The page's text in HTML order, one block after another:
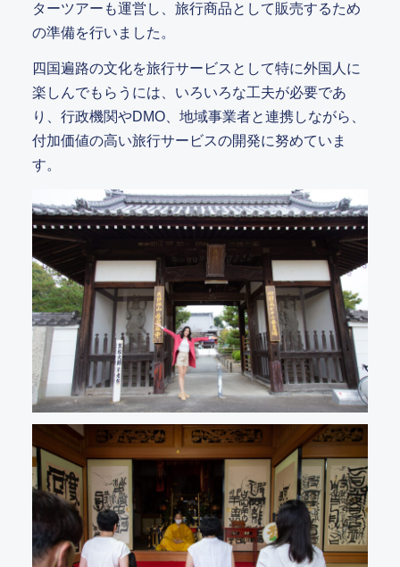
ターツアーも運営し、旅行商品として販売するため
の準備を行いました。
四国遍路の文化を旅行サービスとして特に外国人に
楽しんでもらうには、いろいろな工夫が必要であ
り、行政機関やDMO、地域事業者と連携しながら、
付加価値の高い旅行サービスの開発に努めていま
す。